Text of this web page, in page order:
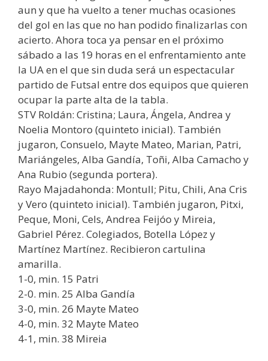
aun y que ha vuelto a tener muchas ocasiones
del gol en las que no han podido finalizarlas con
acierto. Ahora toca ya pensar en el próximo
sábado a las 19 horas en el enfrentamiento ante
la UA en el que sin duda será un espectacular
partido de Futsal entre dos equipos que quieren
ocupar la parte alta de la tabla.
STV Roldán: Cristina; Laura, Ángela, Andrea y
Noelia Montoro (quinteto inicial). También
jugaron, Consuelo, Mayte Mateo, Marian, Patri,
Mariángeles, Alba Gandía, Toñi, Alba Camacho y
Ana Rubio (segunda portera).
Rayo Majadahonda: Montull; Pitu, Chili, Ana Cris
y Vero (quinteto inicial). También jugaron, Pitxi,
Peque, Moni, Cels, Andrea Feijóo y Mireia,
Gabriel Pérez. Colegiados, Botella López y
Martínez Martínez. Recibieron cartulina
amarilla.
1-0, min. 15 Patri
2-0. min. 25 Alba Gandía
3-0, min. 26 Mayte Mateo
4-0, min. 32 Mayte Mateo
4-1, min. 38 Mireia